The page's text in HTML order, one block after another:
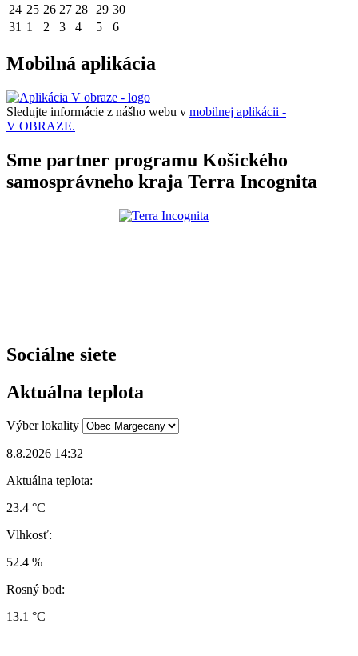
24 25 26 27 28 29 30
31 1 2 3 4 5 6
Mobilná aplikácia
Sledujte informácie z nášho webu v mobilnej aplikácii -
V OBRAZE.
Sme partner programu Košického
samosprávneho kraja Terra Incognita
Sociálne siete
Aktuálna teplota
Výber lokality
8.8.2026 14:32
Aktuálna teplota:
23.4 °C
Vlhkosť:
52.4 %
Rosný bod:
13.1 °C